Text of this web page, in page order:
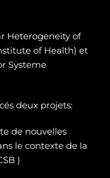
Heterogeneity of
of Health) et
Systeme
deux projets:
de nouvelles
le contexte de la
)